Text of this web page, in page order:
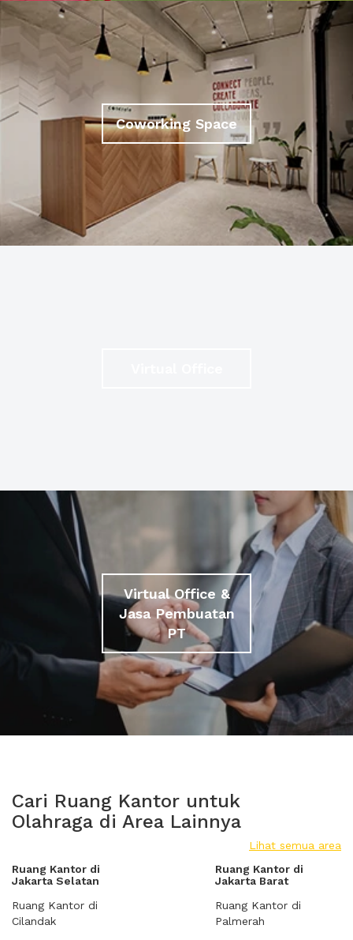
Coworking Space
Virtual Office &
Jasa Pembuatan
PT
Cari Ruang Kantor untuk
Olahraga di Area Lainnya
Lihat semua area
Ruang Kantor di
Jakarta Selatan
Ruang Kantor di
Cilandak
Ruang Kantor di
Jakarta Barat
Ruang Kantor di
Palmerah